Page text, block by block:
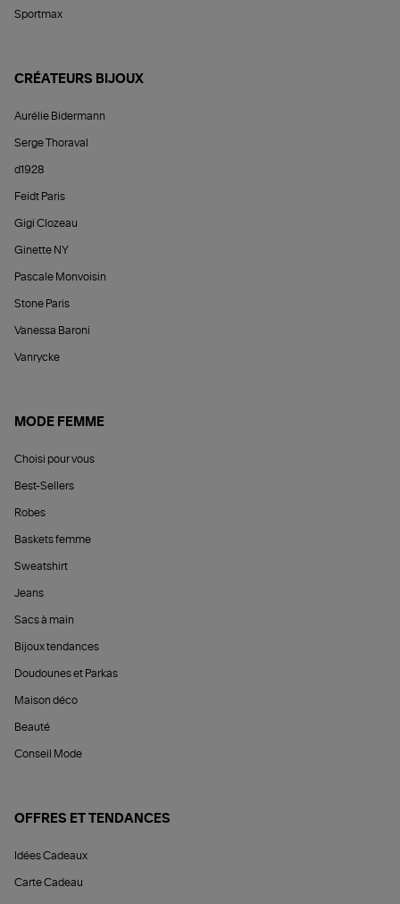
Sportmax
CRÉATEURS BIJOUX
Aurélie Bidermann
Serge Thoraval
d1928
Feidt Paris
Gigi Clozeau
Ginette NY
Pascale Monvoisin
Stone Paris
Vanessa Baroni
Vanrycke
MODE FEMME
Choisi pour vous
Best-Sellers
Robes
Baskets femme
Sweatshirt
Jeans
Sacs à main
Bijoux tendances
Doudounes et Parkas
Maison déco
Beauté
Conseil Mode
OFFRES ET TENDANCES
Idées Cadeaux
Carte Cadeau